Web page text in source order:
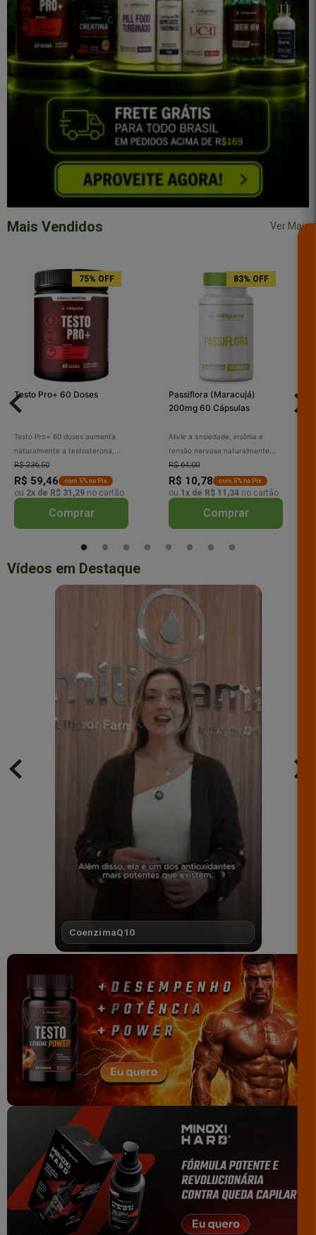
Farmácia de Manipulação Miligrama
Mais Vendidos Ver Mais
75% OFF
Testo Pro+ 60 Doses
Testo Pro+ 60 doses aumenta
naturalmente a testosterona,
melhora o ganho muscular, a
força, o desempenho sexual e a
libido. Com vitaminas e minerais,
combate a fadiga. Fórmula
completa para resultados
R$ 236,50
R$ 59,46 com 5% no Pix
ou 2x de R$ 31,29 no cartão
Comprar
83% OFF
Passiflora (Maracujá)
200mg 60 Cápsulas
Alivie a ansiedade, insônia e
tensão nervosa naturalmente
com Passiflora 200mg. Sua
fórmula promove relaxamento
profundo, melhora a qualidade do
sono e reduz dores de cabeça de
origem nervosa. Experimente o
R$ 64,00
R$ 10,78 com 5% no Pix
ou 1x de R$ 11,34 no cartão
Comprar
Vídeos em Destaque
CoenzimaQ10